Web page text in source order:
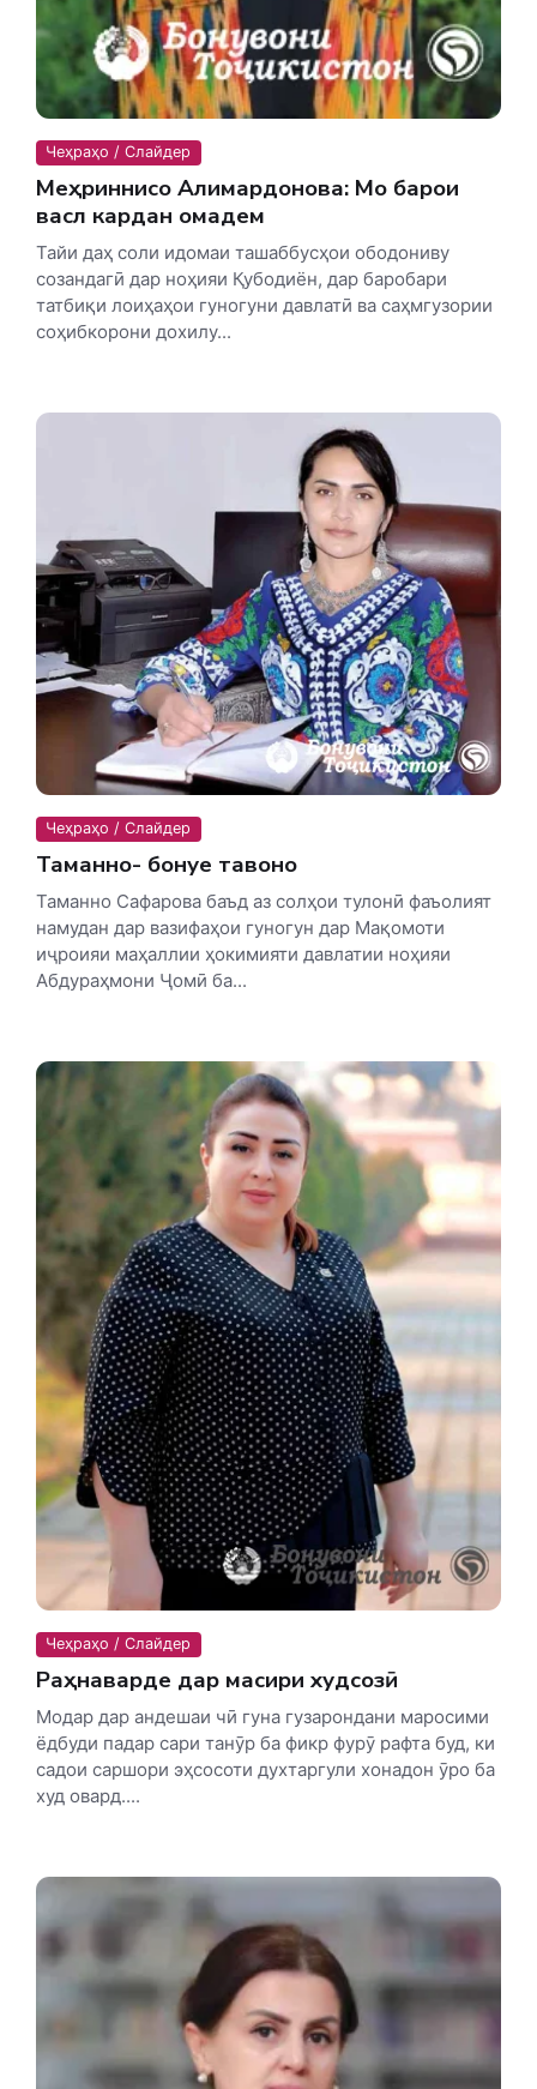
Чеҳраҳо / Слайдер
Меҳриннисо Алимардонова: Мо барои
васл кардан омадем
Тайи даҳ соли идомаи ташаббусҳои ободониву
созандагӣ дар ноҳияи Қубодиён, дар баробари
татбиқи лоиҳаҳои гуногуни давлатӣ ва саҳмгузории
соҳибкорони дохилу...
Чеҳраҳо / Слайдер
Таманно- бонуе тавоно
Таманно Сафарова баъд аз солҳои тулонӣ фаъолият
намудан дар вазифаҳои гуногун дар Мақомоти
иҷроияи маҳаллии ҳокимияти давлатии ноҳияи
Абдураҳмони Ҷомӣ ба...
Чеҳраҳо / Слайдер
Раҳнаварде дар масири худсозӣ
Модар дар андешаи чӣ гуна гузарондани маросими
ёдбуди падар сари танӯр ба фикр фурӯ рафта буд, ки
садои саршори эҳсосоти духтаргули хонадон ӯро ба
худ овард....